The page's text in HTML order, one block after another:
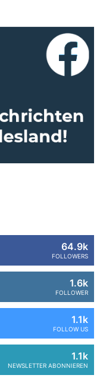
64.9k
FOLLOWERS
1.6k
FOLLOWER
1.1k
FOLLOW US
1.1k
NEWSLETTER ABONNIEREN